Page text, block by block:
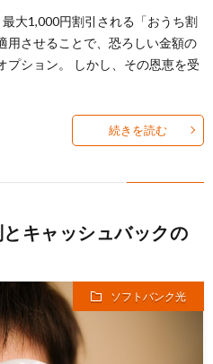
大1,000円割引される「おうち割
用させることで、恐ろしい金額の
プション。 しかし、その恩恵を受
続きを読む
キャッシュバックの
ソフトバンク光